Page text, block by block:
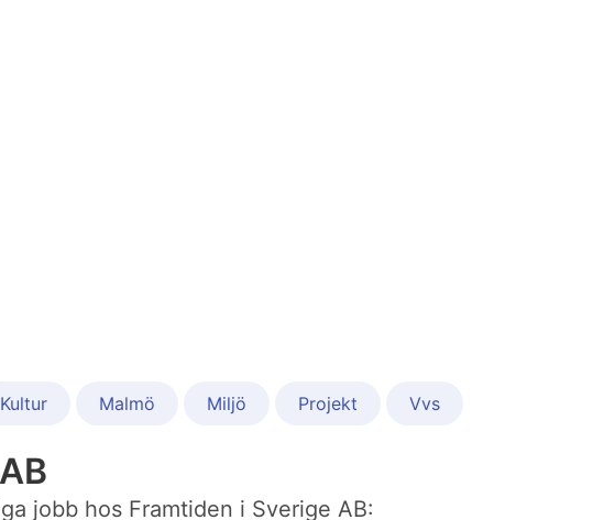
Kultur Malmö Miljö Projekt Vvs
jobb hos Framtiden i Sverige AB: